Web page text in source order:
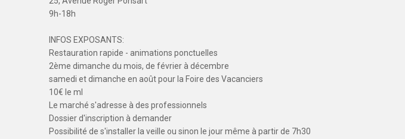
9h-18h
INFOS EXPOSANTS:
Restauration rapide - animations ponctuelles
2ème dimanche du mois, de février à décembre
samedi et dimanche en août pour la Foire des Vacanciers
10€ le ml
Le marché s'adresse à des professionnels
Dossier d'inscription à demander
Possibilité de s'installer la veille ou sinon le jour même à partir de 7h30